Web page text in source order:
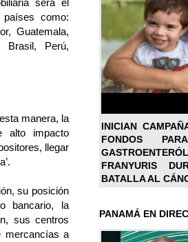
será el
países como:
Guatemala,
Brasil, Perú,
manera, la
alto impacto
llegar
su posición
bancario, la
sus centros
mercancías a
INICIAN
FONDOS
FRANYURIS
BATALLA AL
PANAMÁ EN